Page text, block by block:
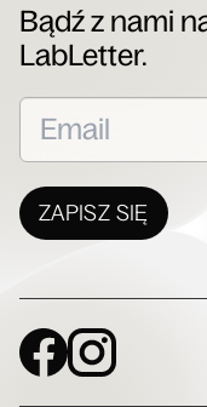
Bądź z nami
LabLetter.
ZAPISZ SIĘ
Social Media